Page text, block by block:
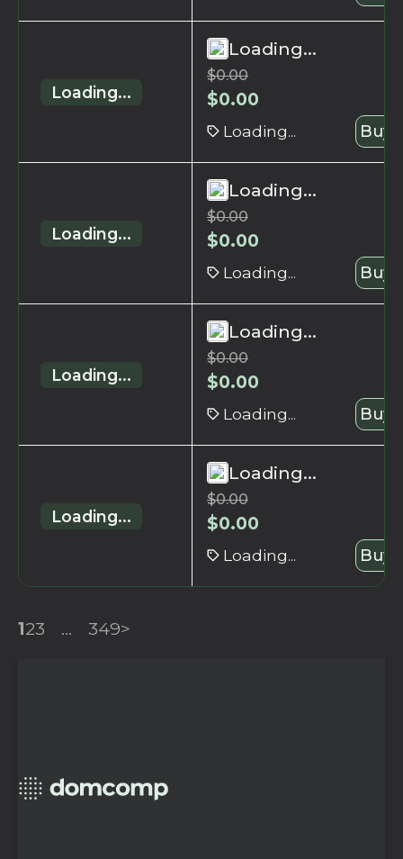
Loading...
Loading...
$0.00
$0.00
Loading... Buy
Loading...
Loading...
$0.00
$0.00
Loading... Buy
Loading...
Loading...
$0.00
$0.00
Loading... Buy
Loading...
Loading...
$0.00
$0.00
Loading... Buy
123 ... 349>